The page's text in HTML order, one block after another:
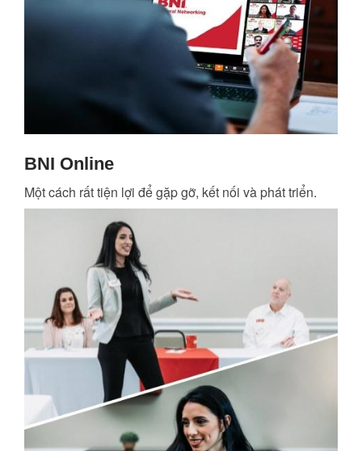
BNI Online
Một cách rất tiện lợi để gặp gỡ, kết nối và phát triển.